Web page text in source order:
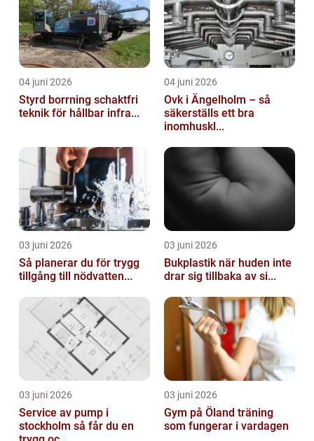
04 juni 2026
Styrd borrning schaktfri
teknik för hållbar infra...
04 juni 2026
Ovk i Ängelholm – så
säkerställs ett bra
inomhuskl...
03 juni 2026
Så planerar du för trygg
tillgång till nödvatten...
03 juni 2026
Bukplastik när huden inte
drar sig tillbaka av si...
03 juni 2026
Service av pump i
stockholm så får du en
03 juni 2026
Gym på Öland träning
som fungerar i vardagen